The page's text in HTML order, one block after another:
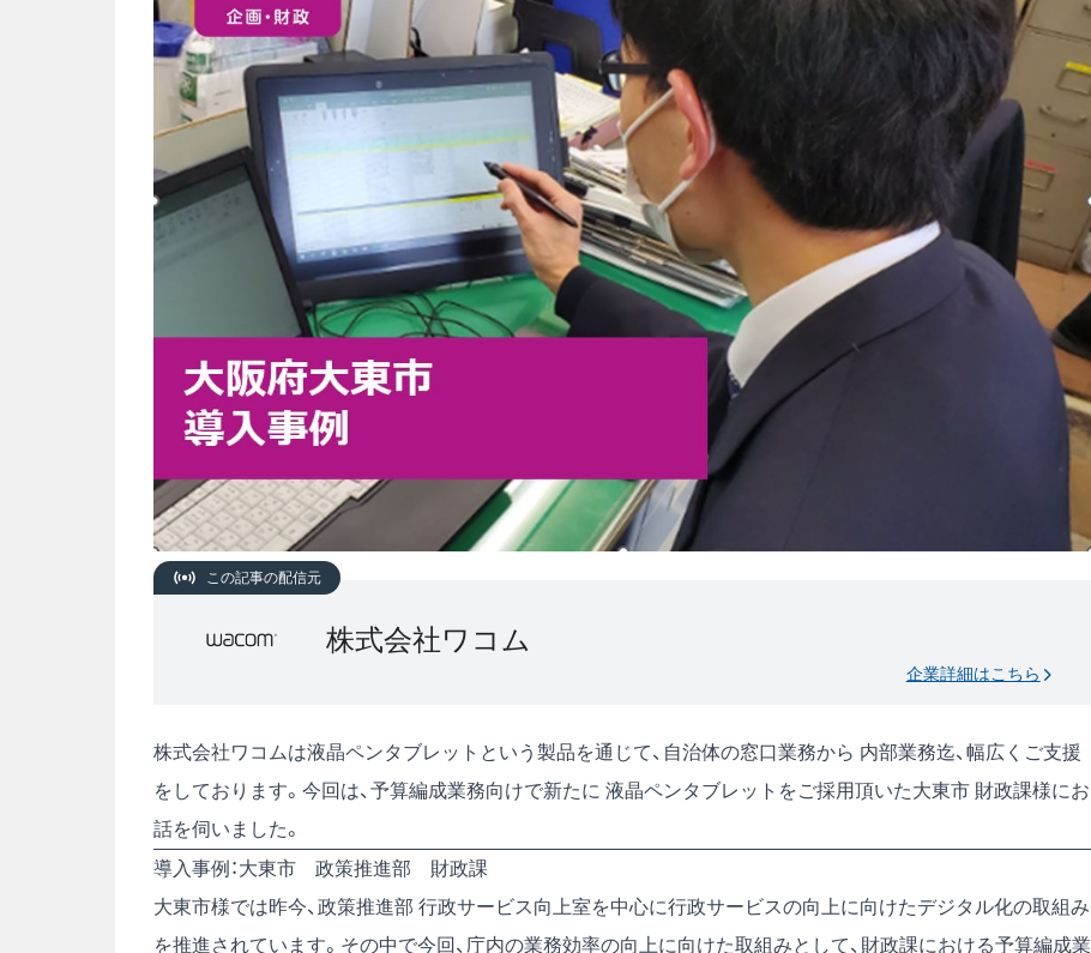
この記事の配信元
株式会社ワコム
企業詳細はこちら
株式会社ワコムは液晶ペンタブレットという製品を通じて、自治体の窓口業務から 内部業務迄、幅広くご支援
をしております。今回は、予算編成業務向けで新たに 液晶ペンタブレットをご採用頂いた大東市 財政課様にお
話を伺いました。
導入事例：大東市 政策推進部 財政課
大東市様では昨今、政策推進部 行政サービス向上室を中心に行政サービスの向上に向けたデジタル化の取組み
を推進されています。その中で今回、庁内の業務効率の向上に向けた取組みとして、財政課における予算編成業